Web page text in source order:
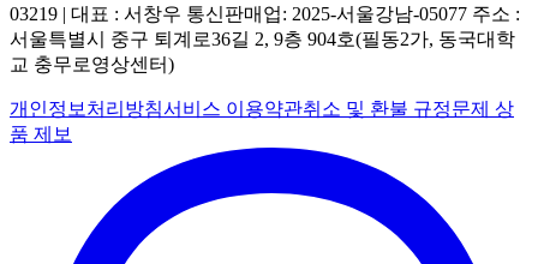
03219 | 대표 : 서창우 통신판매업: 2025-서울강남-05077 주소 :
서울특별시 중구 퇴계로36길 2, 9층 904호(필동2가, 동국대학
교 충무로영상센터)
개인정보처리방침서비스 이용약관취소 및 환불 규정문제 상
품 제보